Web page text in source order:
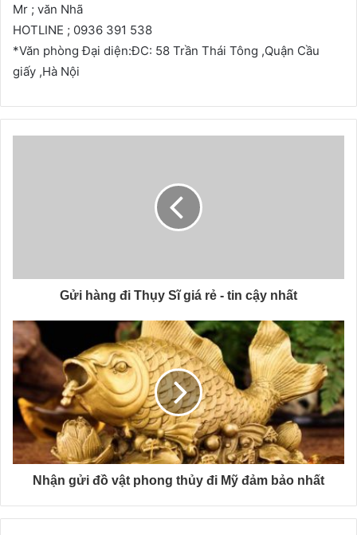
Mr ; văn Nhã
HOTLINE ; 0936 391 538
*Văn phòng Đại diện:ĐC: 58 Trần Thái Tông ,Quận Cầu
giấy ,Hà Nội
Gửi hàng đi Thụy Sĩ giá rẻ - tin cậy nhất
Nhận gửi đồ vật phong thủy đi Mỹ đảm bảo nhất